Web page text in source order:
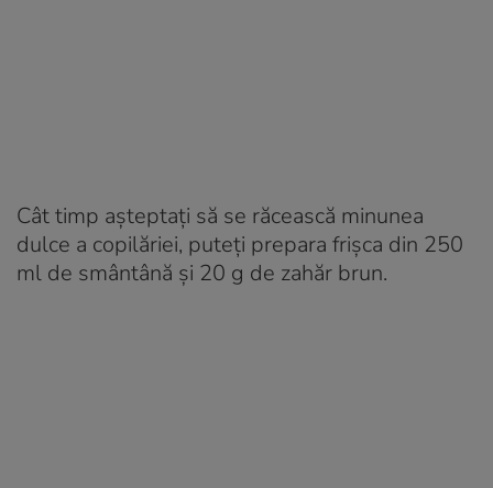
Cât timp aşteptaţi să se răcească minunea
dulce a copilăriei, puteţi prepara frişca din 250
ml de smântână şi 20 g de zahăr brun.